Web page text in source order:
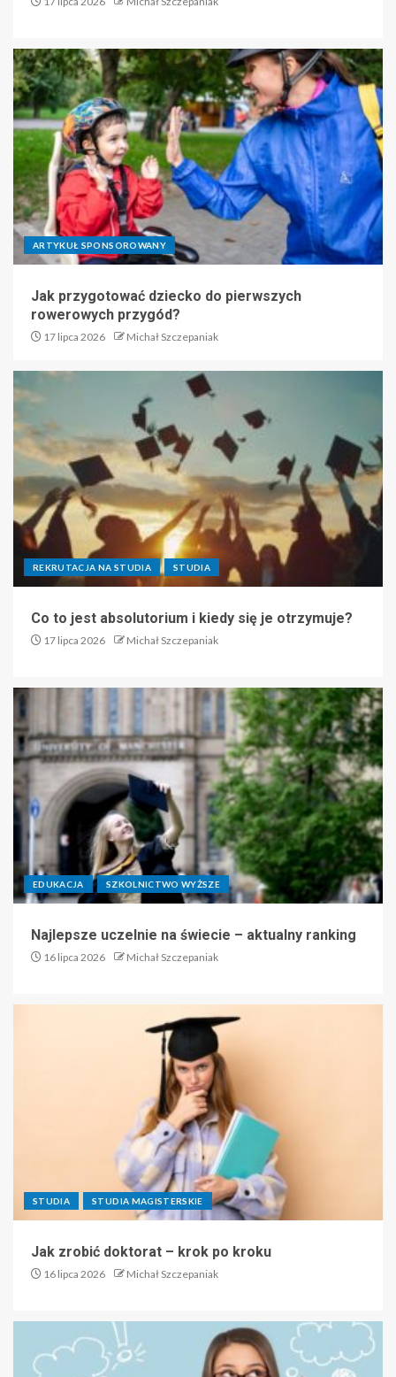
ARTYKUŁ SPONSOROWANY
Jak przygotować dziecko do pierwszych
rowerowych przygód?
17 lipca 2026 Michał Szczepaniak
REKRUTACJA NA STUDIA STUDIA
Co to jest absolutorium i kiedy się je otrzymuje?
17 lipca 2026 Michał Szczepaniak
EDUKACJA SZKOLNICTWO WYŻSZE
Najlepsze uczelnie na świecie – aktualny ranking
16 lipca 2026 Michał Szczepaniak
STUDIA STUDIA MAGISTERSKIE
Jak zrobić doktorat – krok po kroku
16 lipca 2026 Michał Szczepaniak